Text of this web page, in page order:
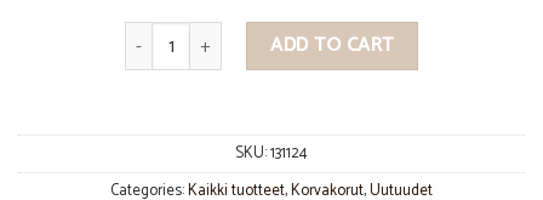
Zirkoni korvakorut 7 mm quantity
ADD TO CART
SKU:131124
Categories:Kaikki tuotteet,Korvakorut,Uutuudet